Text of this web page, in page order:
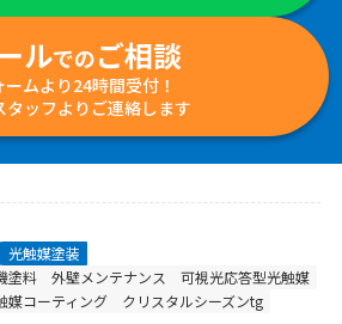
ルでのご相談
ームより24時間受付！
タッフよりご連絡します
光触媒塗装
塗料 外壁メンテナンス
可視光応答型光触媒
媒コーティング
クリスタルシーズンtg